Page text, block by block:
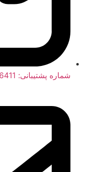
شماره پشتیبانی: 02133546411